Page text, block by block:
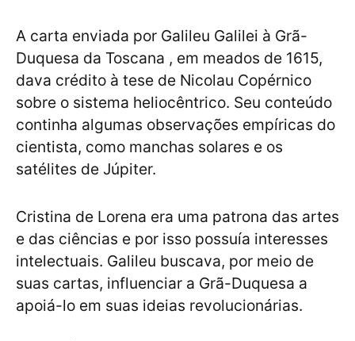
A carta enviada por Galileu Galilei à Grã-
Duquesa da Toscana , em meados de 1615,
dava crédito à tese de Nicolau Copérnico
sobre o sistema heliocêntrico. Seu conteúdo
continha algumas observações empíricas do
cientista, como manchas solares e os
satélites de Júpiter.
Cristina de Lorena era uma patrona das artes
e das ciências e por isso possuía interesses
intelectuais. Galileu buscava, por meio de
suas cartas, influenciar a Grã-Duquesa a
apoiá-lo em suas ideias revolucionárias.